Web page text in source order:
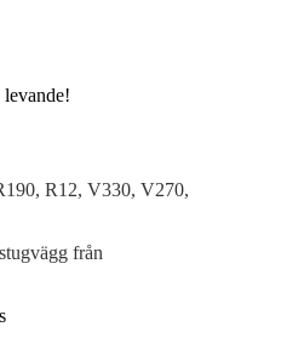
levande!
R12, V330, V270,
från